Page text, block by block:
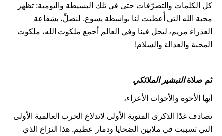
كل الكلمات والتصرّفات حتى في تلك البسيطة واليومية: تظهر
محبة الله التي أُعطيت لنا بواسطة يسوع. لنصلِّ، بشفاعة
العذراء مريم، ليحل فينا وفي العالم أجمع ملكوت الله، ملكوت
المحبة والعدالة والسلام!
ثم صلاةالتبشير الملائكي
أيها الأخوة والأخوات الأعزاء،
تصادف غدًا الذكرى المئوية الأولى لاندلاع الحرب العالمية الأولى
التي تسببت في ملايين الضحايا ودمار عظيم. هذا النزاع الذي